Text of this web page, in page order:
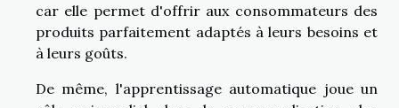
car elle permet d'offrir aux consommateurs des
produits parfaitement adaptés à leurs besoins et
à leurs goûts.
De même, l'apprentissage automatique joue un